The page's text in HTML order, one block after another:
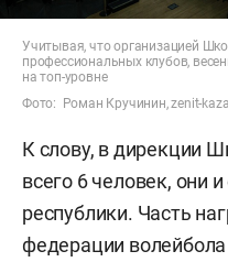
Учитывая, что организацией
профессиональных клубов,
на топ-уровне
Фото: Роман Кручинин, zenit-
К слову, в дирекции
всего 6 человек, они
республики. Часть
федерации